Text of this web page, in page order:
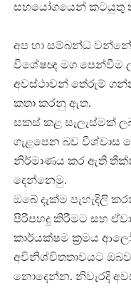
සහයෝගයෙන් කටයුතු
අප හා සම්බන්ධ
විශේෂඥ මග පෙන්වීම
අවස්ථාවන් තේරුම්
කතා කරනු ඇත.
සකස් කළ සැලැස්මක්
ගැළපෙන බව විශ්වාස
නිර්මාණය කර ඇති
දෙන්නෙමු.
ඔබේ දැක්ම පැහැදිලි
පිරිපහදු කිරීමට සහ
කාර්යක්ෂම ක්‍රමය
අවිනිශ්චිතතාවයට ඔබව
නොදෙන්න. නිවැරදි